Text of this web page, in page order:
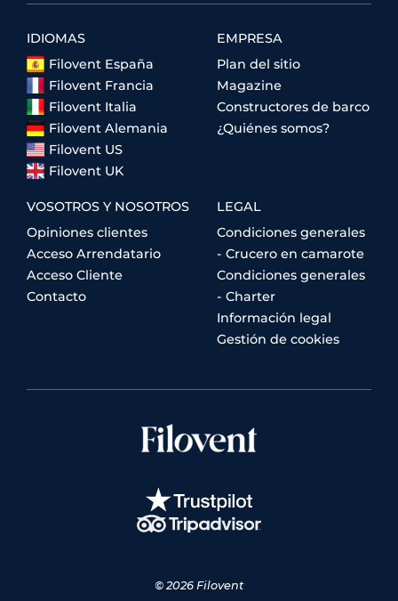
IDIOMAS
Filovent España
Filovent Francia
Filovent Italia
Filovent Alemania
Filovent US
Filovent UK
EMPRESA
Plan del sitio
Magazine
Constructores de barco
¿Quiénes somos?
VOSOTROS Y NOSOTROS
Opiniones clientes
Acceso Arrendatario
Acceso Cliente
Contacto
LEGAL
Condiciones generales
- Crucero en camarote
Condiciones generales
- Charter
Información legal
Gestión de cookies
© 2026 Filovent